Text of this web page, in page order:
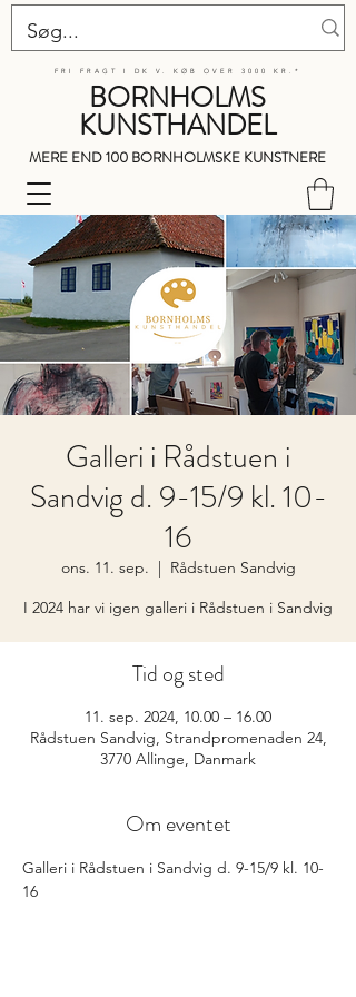
BORNHOLMS
KUNSTHANDEL
MERE END 100 BORNHOLMSKE KUNSTNERE
FRI FRAGT I DK V. KØB OVER 3000 KR.*
Galleri i Rådstuen i
Sandvig d. 9-15/9 kl. 10-
16
ons. 11. sep.
  |
Rådstuen Sandvig
I 2024 har vi igen galleri i Rådstuen i Sandvig
Tid og sted
11. sep. 2024, 10.00 – 16.00
Rådstuen Sandvig, Strandpromenaden 24,
3770 Allinge, Danmark
Om eventet
Galleri i Rådstuen i Sandvig d. 9-15/9 kl. 10-
16